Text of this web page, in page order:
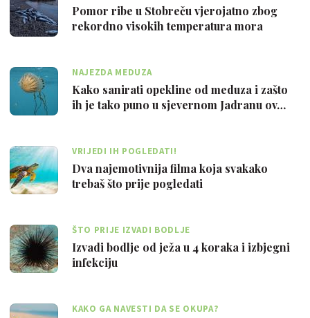
Pomor ribe u Stobreču vjerojatno zbog
rekordno visokih temperatura mora
NAJEZDA MEDUZA
Kako sanirati opekline od meduza i zašto
ih je tako puno u sjevernom Jadranu ov…
VRIJEDI IH POGLEDATI!
Dva najemotivnija filma koja svakako
trebaš što prije pogledati
ŠTO PRIJE IZVADI BODLJE
Izvadi bodlje od ježa u 4 koraka i izbjegni
infekciju
KAKO GA NAVESTI DA SE OKUPA?